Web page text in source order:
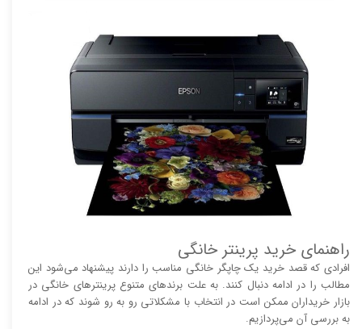
راهنمای خرید پرینتر خانگی
افرادی که قصد خرید یک چاپگر خانگی مناسب را دارند پیشنهاد می‌شود این
مطالب را در ادامه دنبال کنند. به علت برند‌های متنوع پرینتر‌های خانگی در
بازار خریداران ممکن است در انتخاب با مشکلاتی رو به رو شوند که در ادامه
به بررسی آن می‌پردازیم.